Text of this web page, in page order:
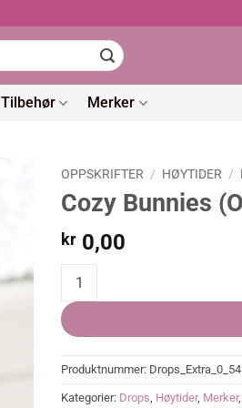
Tilbehør Merker
OPPSKRIFTER / HØYTIDER /
Cozy Bunnies
kr 0,00
Cozy Bunnies (Oppskrift)
Produktnummer:
Kategorier: Drops, Høytider, Merker,